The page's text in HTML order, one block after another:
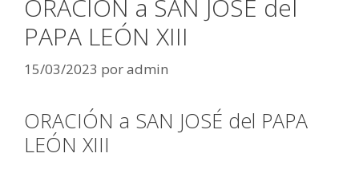
ORACIÓN a SAN JOSÉ del
PAPA LEÓN XIII
15/03/2023 poradmin
ORACIÓN a SAN JOSÉ del PAPA
LEÓN XIII